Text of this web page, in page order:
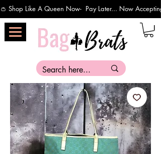
👛 Shop Like A Queen Now-  Pay Later... Now